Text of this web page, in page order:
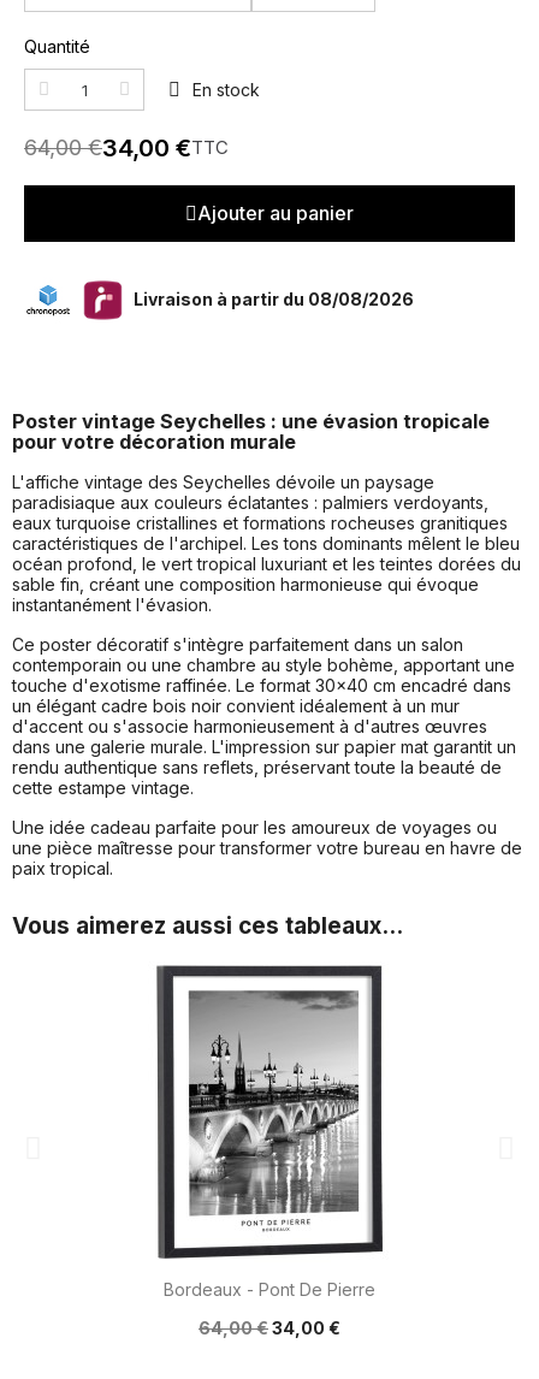
Quantité
En stock
64,00 €34,00 €TTC
Ajouter au panier
Livraison à partir du 08/08/2026
Poster vintage Seychelles : une évasion tropicale
pour votre décoration murale
L'affiche vintage des Seychelles dévoile un paysage
paradisiaque aux couleurs éclatantes : palmiers verdoyants,
eaux turquoise cristallines et formations rocheuses granitiques
caractéristiques de l'archipel. Les tons dominants mêlent le bleu
océan profond, le vert tropical luxuriant et les teintes dorées du
sable fin, créant une composition harmonieuse qui évoque
instantanément l'évasion.
Ce poster décoratif s'intègre parfaitement dans un salon
contemporain ou une chambre au style bohème, apportant une
touche d'exotisme raffinée. Le format 30x40 cm encadré dans
un élégant cadre bois noir convient idéalement à un mur
d'accent ou s'associe harmonieusement à d'autres œuvres
dans une galerie murale. L'impression sur papier mat garantit un
rendu authentique sans reflets, préservant toute la beauté de
cette estampe vintage.
Une idée cadeau parfaite pour les amoureux de voyages ou
une pièce maîtresse pour transformer votre bureau en havre de
paix tropical.
Vous aimerez aussi ces tableaux...
Bordeaux - Pont De Pierre
64,00 €34,00 €